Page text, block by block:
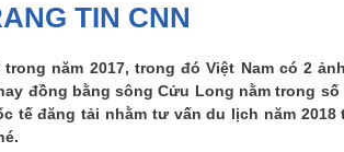
TIN CNN
năm 2017, trong đó Việt Nam có 2
đồng bằng sông Cửu Long nằm trong
đăng tải nhằm tư vấn du lịch năm 2018